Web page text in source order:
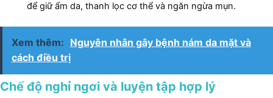
để giữ ẩm da, thanh lọc cơ thể và ngăn ngừa mụn.
Xem thêm: Nguyên nhân gây bệnh nám da mặt và
cách điều trị
Chế độ nghỉ ngơi và luyện tập hợp lý